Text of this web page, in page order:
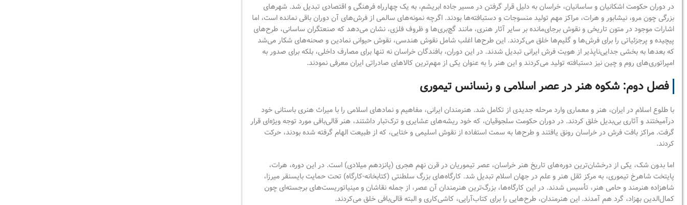
در دوران حکومت اشکانیان و ساسانیان، خراسان به دلیل قرار گرفتن در مسیر جاده ابریشم، به یک چهارراه فرهنگی و اقتصادی تبدیل شد. شهرهای
بزرگی چون مرو، نیشابور و هرات، مراکز مهم تولید منسوجات و دستبافته‌ها بودند. اگرچه نمونه‌های سالمی از فرش‌های آن دوران باقی نمانده است، اما
اشارات موجود در متون تاریخی و نقوش برجای‌مانده بر سایر آثار هنری، مانند گچ‌بری‌ها و ظروف فلزی، نشان می‌دهد که صنعتگران ساسانی، طرح‌های
پیچیده و پرجزئیاتی را برای فرش‌ها و گلیم‌ها خلق می‌کردند. این طرح‌ها اغلب شامل نقوش هندسی، نقوش حیوانی نمادین و صحنه‌های شکار می‌شد
که بعدها به بخشی جدایی‌ناپذیر از هویت فرش ایرانی تبدیل شدند. در این دوران، بافندگان خراسان نه تنها برای مصارف داخلی، بلکه برای صدور به
امپراتوری‌های روم و چین نیز دستبافته تولید می‌کردند و این هنر را به عنوان یکی از مهم‌ترین کالاهای صادراتی ایران معرفی نمودند.
فصل دوم: شکوه هنر در عصر اسلامی و رنسانس تیموری
با طلوع اسلام در ایران، هنر و معماری وارد مرحله جدیدی از تکامل شد. هنرمندان ایرانی، مفاهیم و نمادهای اسلامی را با میراث هنری باستانی خود
درآمیختند و آثاری بی‌بدیل خلق کردند. در دوران حکومت سلجوقیان، که خود ریشه‌های عشایری و ترک‌تبار داشتند، هنر قالی‌بافی مورد توجه ویژه‌ای قرار
گرفت. مراکز بافت فرش در خراسان رونق یافتند و طرح‌ها به سمت استفاده از نقوش اسلیمی و ختایی، که از طبیعت الهام گرفته شده بودند، حرکت
کردند.
اما بدون شک، یکی از درخشان‌ترین دوره‌های تاریخ هنر خراسان، عصر تیموریان در قرن نهم هجری (پانزدهم میلادی) است. در این دوره، هرات،
پایتخت شاهرخ تیموری، به مرکز ثقل هنر و علم در جهان اسلام تبدیل شد. کارگاه‌های بزرگ سلطنتی (کتابخانه-کارگاه) تحت حمایت بایسنقر میرزا،
شاهزاده هنرمند و حامی هنر، تأسیس شدند. در این کارگاه‌ها، بزرگ‌ترین هنرمندان آن عصر، از جمله نقاشان و مینیاتوریست‌های برجسته‌ای چون
کمال‌الدین بهزاد، گرد هم آمدند. این هنرمندان، طرح‌هایی را برای کتاب‌آرایی، کاشی‌کاری و البته قالی‌بافی خلق می‌کردند.